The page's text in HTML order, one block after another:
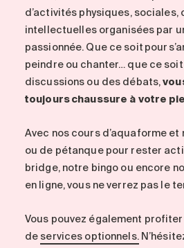
d’activités physiques,
intellectuelles organisées par
passionnée. Que ce soit pour
peindre ou chanter… que ce
discussions ou des débats,
toujours chaussure à votre
Avec nos cours d’aquaforme et
ou de pétanque pour rester
bridge, notre bingo ou encore
en ligne, vous ne verrez pas le
Vous pouvez également profiter
de services optionnels.